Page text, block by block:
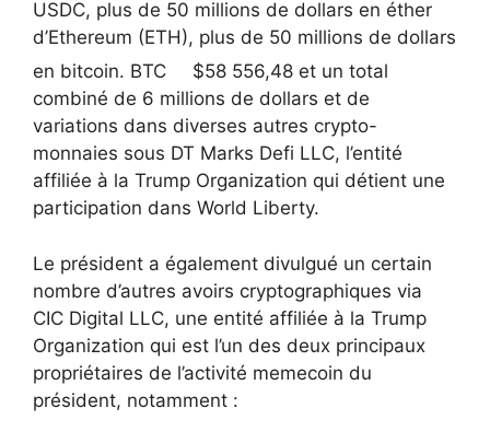
USDC, plus de 50 millions de dollars en éther
d’Ethereum (ETH), plus de 50 millions de dollars
en bitcoin. BTC $58 556,48 et un total
combiné de 6 millions de dollars et de
variations dans diverses autres crypto-
monnaies sous DT Marks Defi LLC, l’entité
affiliée à la Trump Organization qui détient une
participation dans World Liberty.
Le président a également divulgué un certain
nombre d’autres avoirs cryptographiques via
CIC Digital LLC, une entité affiliée à la Trump
Organization qui est l’un des deux principaux
propriétaires de l’activité memecoin du
président, notamment :